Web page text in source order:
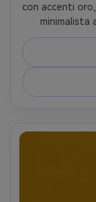
con accenti
minimalista
estetica
R5,